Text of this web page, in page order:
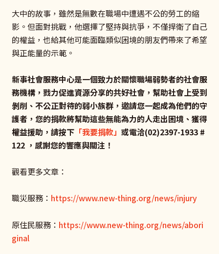
大中的故事，雖然是無數在職場中遭遇不公的勞工的縮
影。但面對挑戰，他選擇了堅持與抗爭，不僅捍衛了自己
的權益，也給其他可能面臨類似困境的朋友們帶來了希望
與正能量的示範。
新事社會服務中心是一個致力於關懷職場弱勢者的社會服
務機構，戮力促進資源分享的共好社會，幫助社會上受到
剝削、不公正對待的弱小族群，邀請您一起成為他們的守
護者，您的捐款將幫助這些無能為力的人走出困境、獲得
權益援助，請按下 「我要捐款」 或電洽(02)2397-1933 #
122 ，感謝您的響應與關注！
觀看更多文章：
職災服務： https://www.new-thing.org/news/injury
原住民服務： https://www.new-thing.org/news/abori
ginal